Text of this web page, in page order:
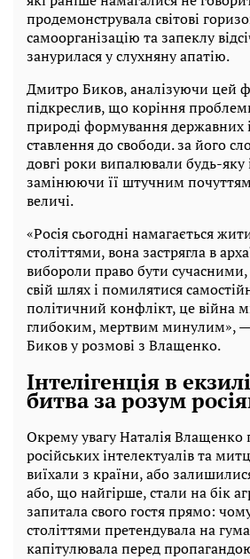
продемонструвала світові
самоорганізацію та запеклу
занурилася у слухняну апатію.
Дмитро Биков, аналізуючи цей
підкреслив, що коріння
природі формування державних
ставлення до свободи. за його
довгі роки випалювали будь-яку
замінюючи її штучним
величі.
«Росія сьогодні намагається
століттями, вона застрягла в
вибороли право бути
свій шлях і помилятися
політичний конфлікт, це війна
глибоким, мертвим минулим»,
Биков у розмові з Влащенко.
Інтелігенція в
битва за розум
Окрему увагу Наталія Влащенко
російських інтелектуалів та
виїхали з країни, або
або, що найгірше, стали на бік
запитала свого гостя прямо:
століттями претендувала на
капітулювала перед